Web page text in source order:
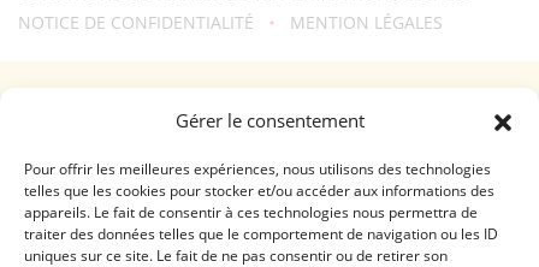
Gérer le consentement
Pour offrir les meilleures expériences, nous utilisons des technologies
telles que les cookies pour stocker et/ou accéder aux informations des
appareils. Le fait de consentir à ces technologies nous permettra de
traiter des données telles que le comportement de navigation ou les ID
uniques sur ce site. Le fait de ne pas consentir ou de retirer son
NOTICE DE CONFIDENTIALITÉ
MENTION LÉGALES
GENÈVE - RIVE DROITE (FERRIER)
Lundi - Vendredi: 9:00-18:30 / Samedi: 9:00-17:00
GENÈVE - RIVE GAUCHE (RHÔNE)
Horaires d'ouverture